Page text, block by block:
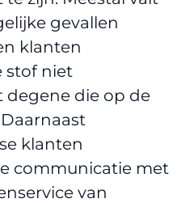
gevallen
klanten
stof niet
die op de
klanten
communicatie met
van